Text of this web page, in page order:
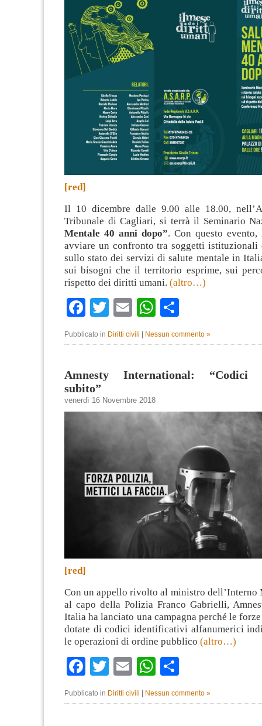
[red]
Il 10 dicembre dalle 9.00 alle 18.00,
Tribunale di Cagliari, si terrà il Seminario
Mentale 40 anni dopo”. Con questo evento,
avviare un confronto tra soggetti istituzionali
sullo stato dei servizi di salute mentale in
sui bisogni che il territorio esprime, sui
rispetto dei diritti umani. (altro…)
Facebook
Twitter
EmailWhatsApp
Pubblicato in Diritti civili | Nessun commento »
Amnesty International: “Codici
subito”
venerdì 16 Novembre 2018
[red]
Con un appello rivolto al ministro dell’Interno
al capo della Polizia Franco Gabrielli,
Italia ha lanciato una campagna perché le
dotate di codici identificativi alfanumerici
le operazioni di ordine pubblico (altro…)
Facebook
TwitterEmailWhatsApp
Pubblicato in Diritti civili Nessun commento »